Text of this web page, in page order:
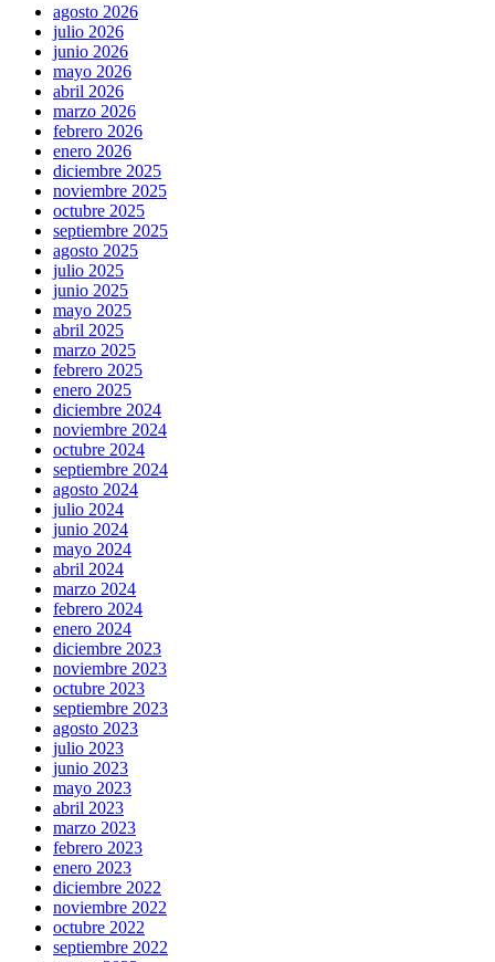
agosto 2026
julio 2026
junio 2026
mayo 2026
abril 2026
marzo 2026
febrero 2026
enero 2026
diciembre 2025
noviembre 2025
octubre 2025
septiembre 2025
agosto 2025
julio 2025
junio 2025
mayo 2025
abril 2025
marzo 2025
febrero 2025
enero 2025
diciembre 2024
noviembre 2024
octubre 2024
septiembre 2024
agosto 2024
julio 2024
junio 2024
mayo 2024
abril 2024
marzo 2024
febrero 2024
enero 2024
diciembre 2023
noviembre 2023
octubre 2023
septiembre 2023
agosto 2023
julio 2023
junio 2023
mayo 2023
abril 2023
marzo 2023
febrero 2023
enero 2023
diciembre 2022
noviembre 2022
octubre 2022
septiembre 2022